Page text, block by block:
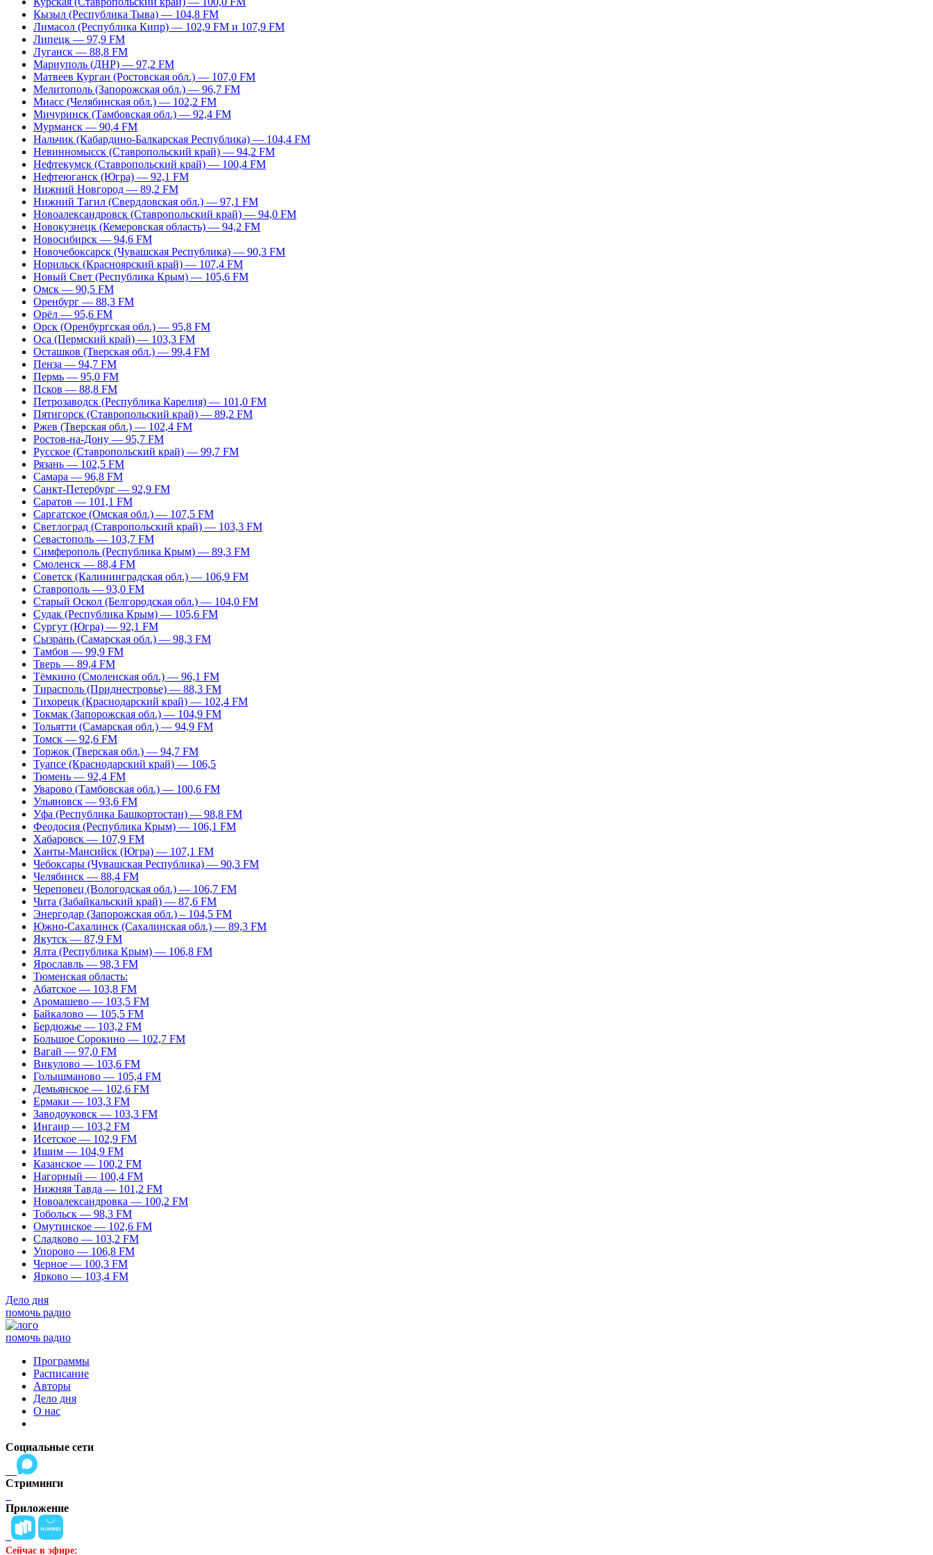
Кызыл (Республика Тыва) — 104,8 FM
Лимасол (Республика Кипр) — 102,9 FM и 107,9 FM
Липецк — 97,9 FM
Луганск — 88,8 FM
Мариуполь (ДНР) — 97,2 FM
Матвеев Курган (Ростовская обл.) — 107,0 FM
Мелитополь (Запорожская обл.) — 96,7 FM
Миасс (Челябинская обл.) — 102,2 FM
Мичуринск (Тамбовская обл.) — 92,4 FM
Мурманск — 90,4 FM
Нальчик (Кабардино-Балкарская Республика) — 104,4 FM
Невинномысск (Ставропольский край) — 94,2 FM
Нефтекумск (Ставропольский край) — 100,4 FM
Нефтеюганск (Югра) — 92,1 FM
Нижний Новгород — 89,2 FM
Нижний Тагил (Свердловская обл.) — 97,1 FM
Новоалександровск (Ставропольский край) — 94,0 FM
Новокузнецк (Кемеровская область) — 94,2 FM
Новосибирск — 94,6 FM
Новочебоксарск (Чувашская Республика) — 90,3 FM
Норильск (Красноярский край) — 107,4 FM
Новый Свет (Республика Крым) — 105,6 FM
Омск — 90,5 FM
Оренбург — 88,3 FM
Орёл — 95,6 FM
Орск (Оренбургская обл.) — 95,8 FM
Оса (Пермский край) — 103,3 FM
Осташков (Тверская обл.) — 99,4 FM
Пенза — 94,7 FM
Пермь — 95,0 FM
Псков — 88,8 FM
Петрозаводск (Республика Карелия) — 101,0 FM
Пятигорск (Ставропольский край) — 89,2 FM
Ржев (Тверская обл.) — 102,4 FM
Ростов-на-Дону — 95,7 FM
Русское (Ставропольский край) — 99,7 FM
Рязань — 102,5 FM
Самара — 96,8 FM
Санкт-Петербург — 92,9 FM
Саратов — 101,1 FM
Саргатское (Омская обл.) — 107,5 FM
Светлоград (Ставропольский край) — 103,3 FM
Севастополь — 103,7 FM
Симферополь (Республика Крым) — 89,3 FM
Смоленск — 88,4 FM
Советск (Калининградская обл.) — 106,9 FM
Ставрополь — 93,0 FM
Старый Оскол (Белгородская обл.) — 104,0 FM
Судак (Республика Крым) — 105,6 FM
Сургут (Югра) — 92,1 FM
Сызрань (Самарская обл.) — 98,3 FM
Тамбов — 99,9 FM
Тверь — 89,4 FM
Тёмкино (Смоленская обл.) — 96,1 FM
Тирасполь (Приднестровье) — 88,3 FM
Тихорецк (Краснодарский край) — 102,4 FM
Токмак (Запорожская обл.) — 104,9 FM
Тольятти (Самарская обл.) — 94,9 FM
Томск — 92,6 FM
Торжок (Тверская обл.) — 94,7 FM
Туапсе (Краснодарский край) — 106,5
Тюмень — 92,4 FM
Уварово (Тамбовская обл.) — 100,6 FM
Ульяновск — 93,6 FM
Уфа (Республика Башкортостан) — 98,8 FM
Феодосия (Республика Крым) — 106,1 FM
Хабаровск — 107,9 FM
Ханты-Мансийск (Югра) — 107,1 FM
Чебоксары (Чувашская Республика) — 90,3 FM
Челябинск — 88,4 FM
Череповец (Вологодская обл.) — 106,7 FM
Чита (Забайкальский край) — 87,6 FM
Энергодар (Запорожская обл.) – 104,5 FM
Южно-Сахалинск (Сахалинская обл.) — 89,3 FM
Якутск — 87,9 FM
Ялта (Республика Крым) — 106,8 FM
Ярославль — 98,3 FM
Тюменская область:
Абатское — 103,8 FM
Аромашево — 103,5 FM
Байкалово — 105,5 FM
Бердюжье — 103,2 FM
Большое Сорокино — 102,7 FM
Вагай — 97,0 FM
Викулово — 103,6 FM
Голышманово — 105,4 FM
Демьянское — 102,6 FM
Ермаки — 103,3 FM
Заводоуковск — 103,3 FM
Ингаир — 103,2 FM
Исетское — 102,9 FM
Ишим — 104,9 FM
Казанское — 100,2 FM
Нагорный — 100,4 FM
Нижняя Тавда — 101,2 FM
Новоалександровка — 100,2 FM
Тобольск — 98,3 FM
Омутинское — 102,6 FM
Сладково — 103,2 FM
Упорово — 106,8 FM
Черное — 100,3 FM
Ярково — 103,4 FM
Дело дня
помочь радио
помочь радио
Программы
Расписание
Авторы
Дело дня
О нас
Социальные сети
Стриминги
Приложение
Сейчас в эфире: